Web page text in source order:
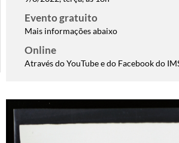
Evento gratuito
Mais informações abaixo
Online
Através do YouTube e do Facebook do